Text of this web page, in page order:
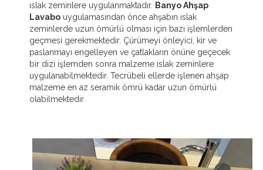
ıslak zeminlere uygulanmaktadır. Banyo Ahşap
Lavabo uygulamasından önce ahşabın ıslak
zeminlerde uzun ömürlü olması için bazı işlemlerden
geçmesi gerekmektedir. Çürümeyi önleyici, kir ve
paslanmayı engelleyen ve çatlakların önüne geçecek
bir dizi işlemden sonra malzeme ıslak zeminlere
uygulanabilmektedir. Tecrübeli ellerde işlenen ahşap
malzeme en az seramik ömrü kadar uzun ömürlü
olabilmektedir.